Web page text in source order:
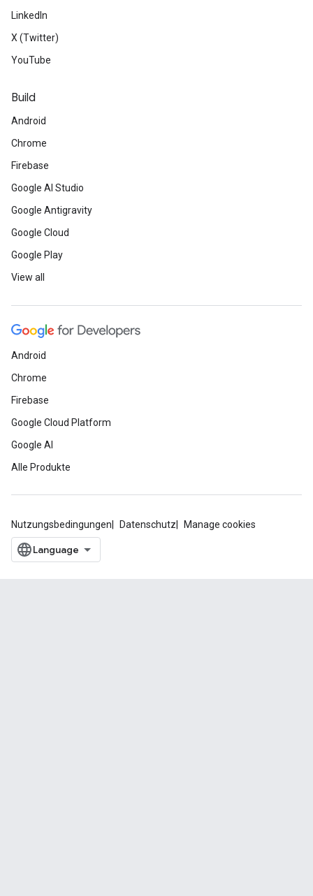
LinkedIn
X (Twitter)
YouTube
Build
Android
Chrome
Firebase
Google AI Studio
Google Antigravity
Google Cloud
Google Play
View all
Android
Chrome
Firebase
Google Cloud Platform
Google AI
Alle Produkte
Nutzungsbedingungen Datenschutz Manage cookies